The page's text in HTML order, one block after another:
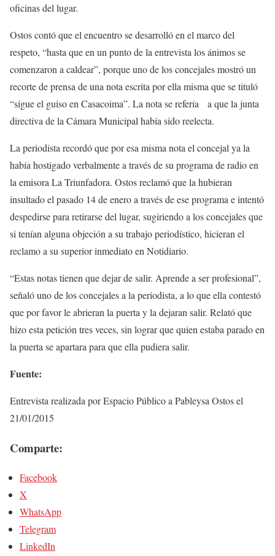
oficinas del lugar.
Ostos contó que el encuentro se desarrolló en el marco del
respeto, “hasta que en un punto de la entrevista los ánimos se
comenzaron a caldear”, porque uno de los concejales mostró un
recorte de prensa de una nota escrita por ella misma que se tituló
“sigue el guiso en Casacoima”. La nota se refería a que la junta
directiva de la Cámara Municipal había sido reelecta.
La periodista recordó que por esa misma nota el concejal ya la
había hostigado verbalmente a través de su programa de radio en
la emisora La Triunfadora. Ostos reclamó que la hubieran
insultado el pasado 14 de enero a través de ese programa e intentó
despedirse para retirarse del lugar, sugiriendo a los concejales que
si tenían alguna objeción a su trabajo periodístico, hicieran el
reclamo a su superior inmediato en Notidiario.
“Estas notas tienen que dejar de salir. Aprende a ser profesional”,
señaló uno de los concejales a la periodista, a lo que ella contestó
que por favor le abrieran la puerta y la dejaran salir. Relató que
hizo esta petición tres veces, sin lograr que quien estaba parado en
la puerta se apartara para que ella pudiera salir.
Fuente:
Entrevista realizada por Espacio Público a Pableysa Ostos el
21/01/2015
Comparte:
Facebook
X
WhatsApp
Telegram
LinkedIn